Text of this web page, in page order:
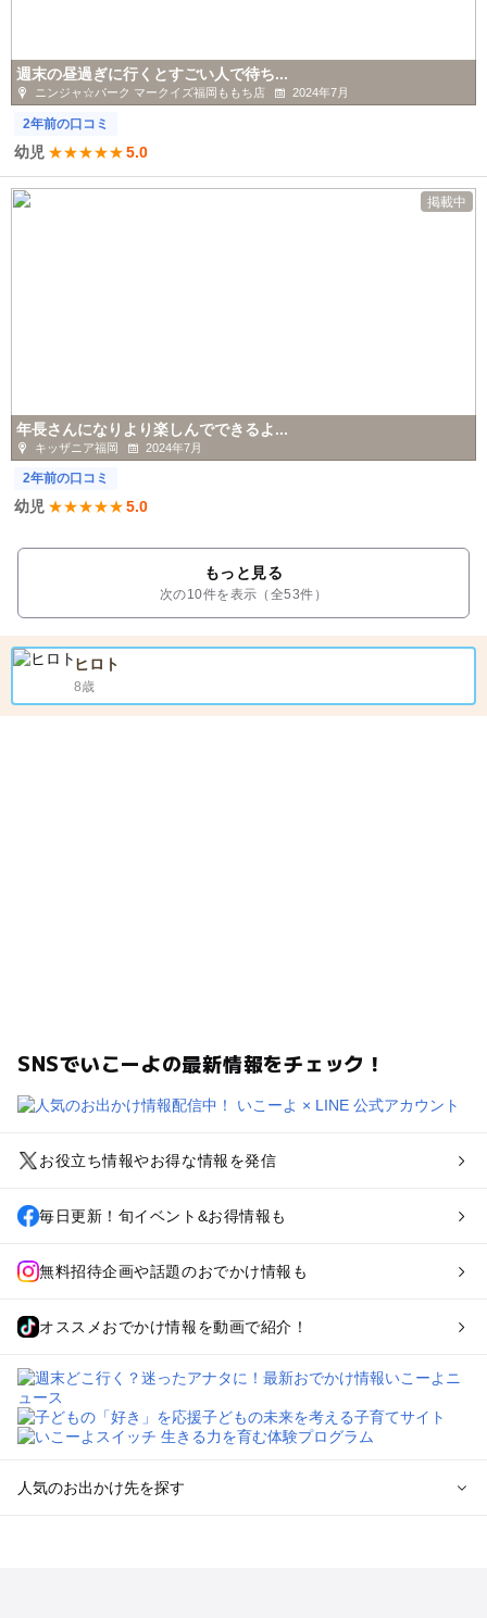
週末の昼過ぎに行くとすごい人で待ち...
ニンジャ☆パーク マークイズ福岡ももち店 2024年7月
2年前の口コミ
幼児 ★★★★★5.0
掲載中
年長さんになりより楽しんでできるよ...
キッザニア福岡 2024年7月
2年前の口コミ
幼児 ★★★★★5.0
もっと見る
次の10件を表示（全53件）
ヒロト
8歳
SNSでいこーよの最新情報をチェック！
お役立ち情報やお得な情報を発信
毎日更新！旬イベント&お得情報も
無料招待企画や話題のおでかけ情報も
オススメおでかけ情報を動画で紹介！
人気のお出かけ先を探す